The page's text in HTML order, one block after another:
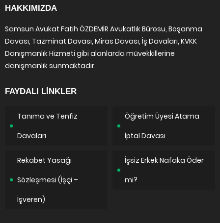
HAKKIMIZDA
Samsun Avukat Fatih ÖZDEMİR Avukatlık Bürosu, Boşanma
Davası, Tazminat Davası, Miras Davası, İş Davaları, KVKK
Danışmanlık Hizmeti gibi alanlarda müvekkillerine
danışmanlık sunmaktadır.
FAYDALI LİNKLER
Tanıma ve Tenfiz
Davaları
Öğretim Üyesi Atama
İptal Davası
Rekabet Yasağı
Sözleşmesi (İşçi –
İşveren)
İşsiz Erkek Nafaka Öder
mi?